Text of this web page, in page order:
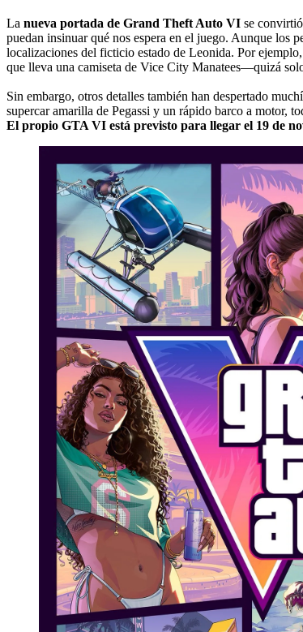
La nueva portada de Grand Theft Auto VI se
puedan insinuar qué nos espera en el juego. Aunque los
localizaciones del ficticio estado de Leonida. Por
que lleva una camiseta de Vice City Manatees—quizá
Sin embargo, otros detalles también han despertado
supercar amarilla de Pegassi y un rápido barco a motor,
El propio GTA VI está previsto para llegar el 19 de